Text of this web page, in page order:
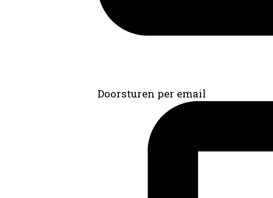
Doorsturen per email